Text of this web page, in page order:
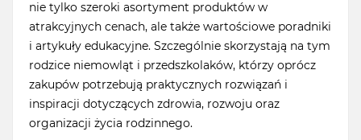
nie tylko szeroki asortyment produktów w
atrakcyjnych cenach, ale także wartościowe poradniki
i artykuły edukacyjne. Szczególnie skorzystają na tym
rodzice niemowląt i przedszkolaków, którzy oprócz
zakupów potrzebują praktycznych rozwiązań i
inspiracji dotyczących zdrowia, rozwoju oraz
organizacji życia rodzinnego.